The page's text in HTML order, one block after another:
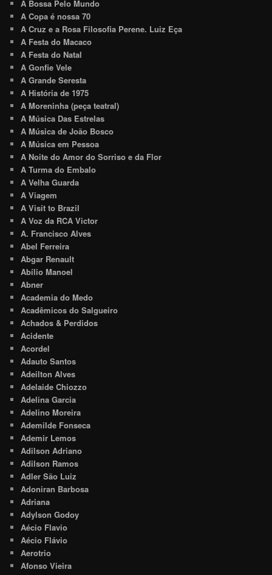
A Bossa Pelo Mundo
A Copa é nossa 70
A Cruz e a Rosa Filosofia Perene. Luiz Eça
A Festa do Macaco
A Festa do Natal
A Gonfie Vele
A Grande Seresta
A História de 1975
A Moreninha (peça teatral)
A Música Das Estrelas
A Música de João Bosco
A Música em Pessoa
A Noite do Amor do Sorriso e da Flor
A Turma do Embalo
A Velha Guarda
A Viagem
A Visit to Brazil
A Voz da RCA Victor
A. Francisco Alves
Abel Ferreira
Abgar Renault
Abílio Manoel
Abner
Academia do Medo
Acadêmicos do Salgueiro
Achados & Perdidos
Acidente
Acordel
Adauto Santos
Adeilton Alves
Adelaide Chiozzo
Adelina Garcia
Adelino Moreira
Ademilde Fonseca
Ademir Lemos
Adilson Adriano
Adilson Ramos
Adler São Luiz
Adoniran Barbosa
Adriana
Adylson Godoy
Aécio Flavio
Aécio Flávio
Aerotrio
Afonso Vieira